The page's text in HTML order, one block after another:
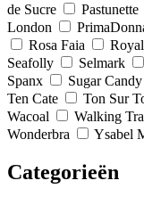
de Sucre
Pastunette
London
Rosa Faia
Seafolly
Selmark
Spanx
Sugar Candy
Ten Cate
Ton Sur
Wacoal
Walking
Wonderbra
Ysabel
Categorieën